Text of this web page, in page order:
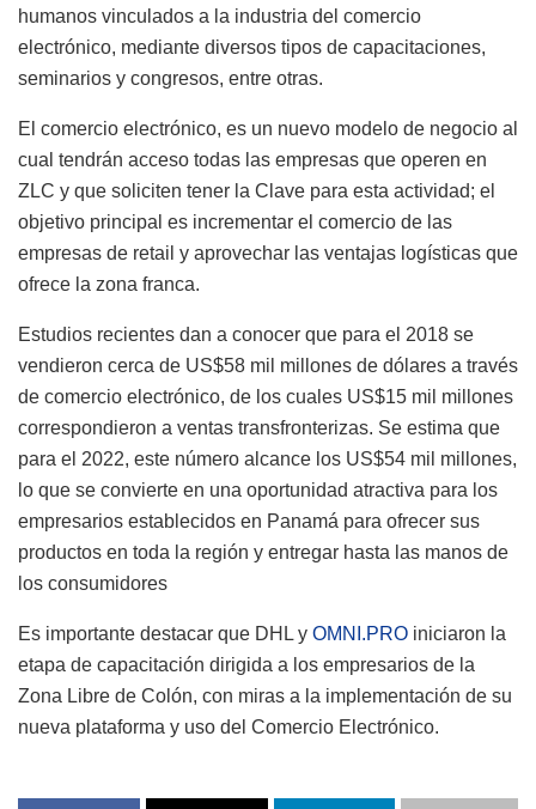
humanos vinculados a la industria del comercio
electrónico, mediante diversos tipos de capacitaciones,
seminarios y congresos, entre otras.
El comercio electrónico, es un nuevo modelo de negocio al
cual tendrán acceso todas las empresas que operen en
ZLC y que soliciten tener la Clave para esta actividad; el
objetivo principal es incrementar el comercio de las
empresas de retail y aprovechar las ventajas logísticas que
ofrece la zona franca.
Estudios recientes dan a conocer que para el 2018 se
vendieron cerca de US$58 mil millones de dólares a través
de comercio electrónico, de los cuales US$15 mil millones
correspondieron a ventas transfronterizas. Se estima que
para el 2022, este número alcance los US$54 mil millones,
lo que se convierte en una oportunidad atractiva para los
empresarios establecidos en Panamá para ofrecer sus
productos en toda la región y entregar hasta las manos de
los consumidores
Es importante destacar que DHL y OMNI.PRO iniciaron la
etapa de capacitación dirigida a los empresarios de la
Zona Libre de Colón, con miras a la implementación de su
nueva plataforma y uso del Comercio Electrónico.